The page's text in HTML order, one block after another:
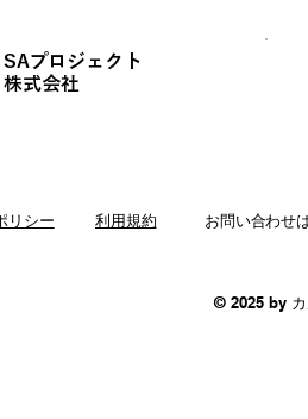
SAプロジェクト
​株式会社
リシー 利用規約 お問い合わせ
© 2025 by